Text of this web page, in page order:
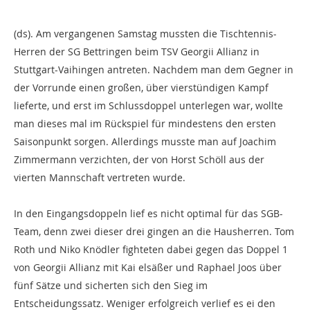
(ds). Am vergangenen Samstag mussten die Tischtennis-
Herren der SG Bettringen beim TSV Georgii Allianz in
Stuttgart-Vaihingen antreten. Nachdem man dem Gegner in
der Vorrunde einen großen, über vierstündigen Kampf
lieferte, und erst im Schlussdoppel unterlegen war, wollte
man dieses mal im Rückspiel für mindestens den ersten
Saisonpunkt sorgen. Allerdings musste man auf Joachim
Zimmermann verzichten, der von Horst Schöll aus der
vierten Mannschaft vertreten wurde.
In den Eingangsdoppeln lief es nicht optimal für das SGB-
Team, denn zwei dieser drei gingen an die Hausherren. Tom
Roth und Niko Knödler fighteten dabei gegen das Doppel 1
von Georgii Allianz mit Kai elsäßer und Raphael Joos über
fünf Sätze und sicherten sich den Sieg im
Entscheidungssatz. Weniger erfolgreich verlief es ei den